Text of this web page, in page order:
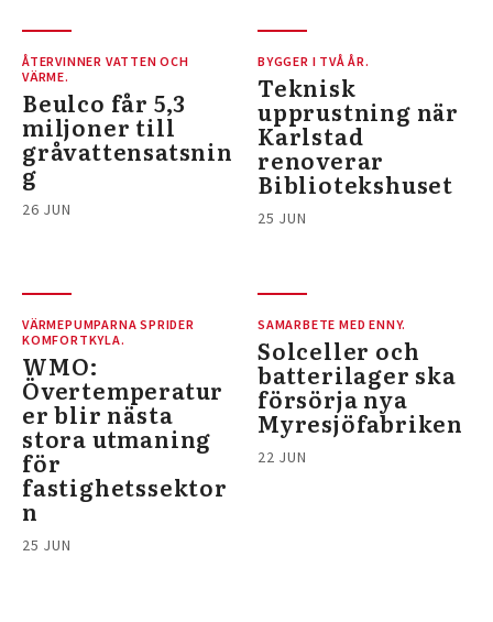
ÅTERVINNER VATTEN OCH
VÄRME.
Beulco får 5,3
miljoner till
gråvattensatsnin
g
26 JUN
BYGGER I TVÅ ÅR.
Teknisk
upprustning när
Karlstad
renoverar
Bibliotekshuset
25 JUN
VÄRMEPUMPARNA SPRIDER
KOMFORTKYLA.
WMO:
Övertemperatur
er blir nästa
stora utmaning
för
fastighetssektor
n
25 JUN
SAMARBETE MED ENNY.
Solceller och
batterilager ska
försörja nya
Myresjöfabriken
22 JUN